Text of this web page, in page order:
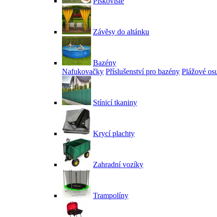
Závěsy do altánku
Bazény
Nafukovačky Příslušenství pro bazény Plážové
Stínicí tkaniny
Krycí plachty
Zahradní vozíky
Trampolíny